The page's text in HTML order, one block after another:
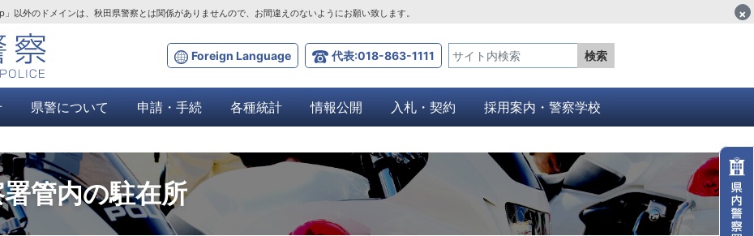
Foreign Language 代表:018-863-1111 検索
以外のドメインは、秋田県警察とは関係がありませんので、お間違えのないようにお願い致します。 ×
県警について 申請・手続 各種統計 情報公開 入札・契約 採用案内・警察学校
管内の駐在所